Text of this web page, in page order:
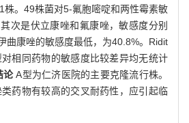
株。49株菌对5-氟胞嘧啶和两性霉素敏
次是伏立康唑和氟康唑，敏感度分别
曲康唑的敏感度最低，为40.8%。Ridit
相同药物的敏感度比较差异均无统计
论A型为仁济医院的主要克隆流行株。
药物有较高的交叉耐药性，应引起临